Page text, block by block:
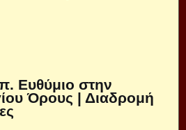
Ευθύμιο στην
Όρους | Διαδρομή